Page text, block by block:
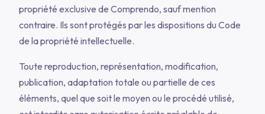
propriété exclusive de Comprendo, sauf mention
contraire. Ils sont protégés par les dispositions du Code
de la propriété intellectuelle.
Toute reproduction, représentation, modification,
publication, adaptation totale ou partielle de ces
éléments, quel que soit le moyen ou le procédé utilisé,